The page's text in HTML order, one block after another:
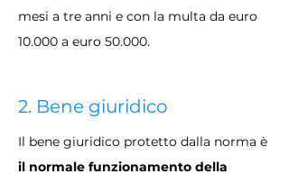
mesi a tre anni e con la multa da euro
10.000 a euro 50.000.
2. Bene giuridico
Il bene giuridico protetto dalla norma è
il normale funzionamento della